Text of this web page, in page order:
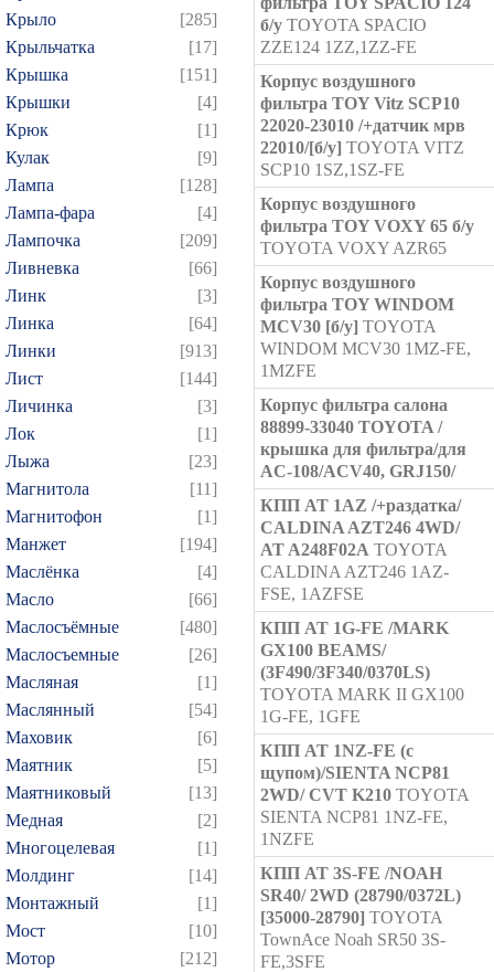
Крыло
[285]
Крыльчатка
[17]
Крышка
[151]
Крышки
[4]
Крюк
[1]
Кулак
[9]
Лампа
[128]
Лампа-фара
[4]
Лампочка
[209]
Ливневка
[66]
Линк
[3]
Линка
[64]
Линки
[913]
Лист
[144]
Личинка
[3]
Лок
[1]
Лыжа
[23]
Магнитола
[11]
Магнитофон
[1]
Манжет
[194]
Маслёнка
[4]
Масло
[66]
Маслосъёмные
[480]
Маслосъемные
[26]
Масляная
[1]
Маслянный
[54]
Маховик
[6]
Маятник
[5]
Маятниковый
[13]
Медная
[2]
Многоцелевая
[1]
Молдинг
[14]
Монтажный
[1]
Мост
[10]
Мотор
[212]
б/у TOYOTA SPACIO
ZZE124 1ZZ,1ZZ-FE
Корпус воздушного
фильтра TOY Vitz SCP10
22020-23010 /+датчик мрв
22010/[б/у] TOYOTA VITZ
SCP10 1SZ,1SZ-FE
Корпус воздушного
фильтра TOY VOXY 65 б/у
TOYOTA VOXY AZR65
Корпус воздушного
фильтра TOY WINDOM
MCV30 [б/у] TOYOTA
WINDOM MCV30 1MZ-FE,
1MZFE
Корпус фильтра салона
88899-33040 TOYOTA /
крышка для фильтра/для
AC-108/ACV40, GRJ150/
КПП AT 1AZ /+раздатка/
CALDINA AZT246 4WD/
AT A248F02A TOYOTA
CALDINA AZT246 1AZ-
FSE, 1AZFSE
КПП AT 1G-FE /MARK
GX100 BEAMS/
(3F490/3F340/0370LS)
TOYOTA MARK II GX100
1G-FE, 1GFE
КПП AT 1NZ-FE (с
щупом)/SIENTA NCP81
2WD/ CVT K210 TOYOTA
SIENTA NCP81 1NZ-FE,
1NZFE
КПП AT 3S-FE /NOAH
SR40/ 2WD (28790/0372L)
[35000-28790] TOYOTA
TownAce Noah SR50 3S-
FE,3SFE